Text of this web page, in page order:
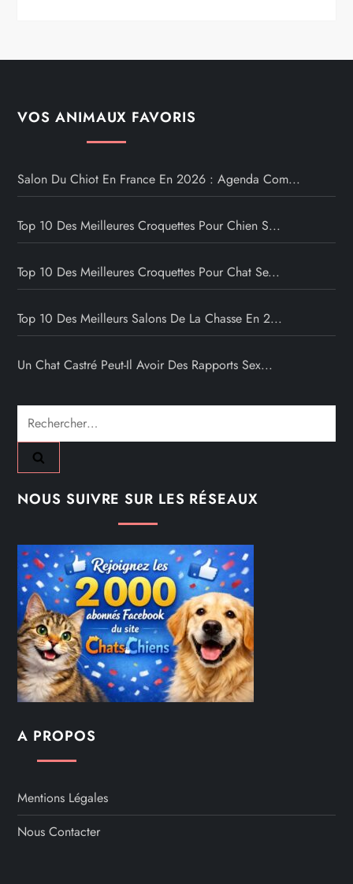
VOS ANIMAUX FAVORIS
Salon Du Chiot En France En 2026 : Agenda Com...
Top 10 Des Meilleures Croquettes Pour Chien S...
Top 10 Des Meilleures Croquettes Pour Chat Se...
Top 10 Des Meilleurs Salons De La Chasse En 2...
Un Chat Castré Peut-Il Avoir Des Rapports Sex...
Rechercher :
NOUS SUIVRE SUR LES RÉSEAUX
A PROPOS
Mentions Légales
Nous Contacter